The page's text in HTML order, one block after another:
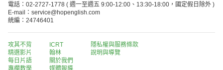
電話：02-2727-1778 ( 週一至週五 9:00-12:00、13:30-18:00，國定假日除外 )
E-mail：service@hopenglish.com
統編：24746401
攻其不背
精選影片
每日片語
專欄教學
ICRT
翰林
關於我們
媒體報導
隱私權與服務條款
說明與導覽